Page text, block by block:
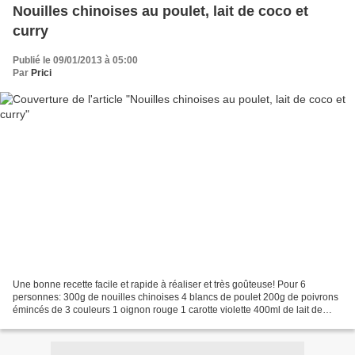
Nouilles chinoises au poulet, lait de coco et
curry
Publié le 09/01/2013 à 05:00
Par Prici
Une bonne recette facile et rapide à réaliser et très goûteuse! Pour 6
personnes: 300g de nouilles chinoises 4 blancs de poulet 200g de poivrons
émincés de 3 couleurs 1 oignon rouge 1 carotte violette 400ml de lait de